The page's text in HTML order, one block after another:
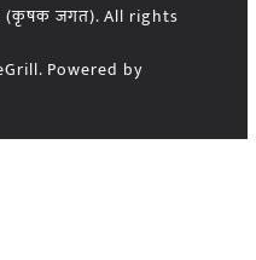
(कृषक जगत). All rights
Powered by